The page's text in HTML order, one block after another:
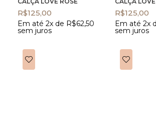
R$125,00
Em até 2x de R$62,50
sem juros
R$125,00
Em até 2x
sem juros